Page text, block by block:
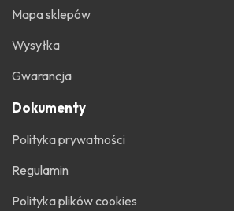
Mapa sklepów
Wysyłka
Gwarancja
Dokumenty
Polityka prywatności
Regulamin
Polityka plików cookies